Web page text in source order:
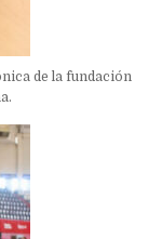
de la fundación